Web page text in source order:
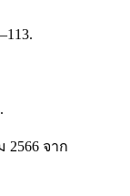
2566 จาก